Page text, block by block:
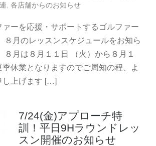
, 各店舗からのお知らせ
ーを応援・サポートするゴルファー
８月のレッスンスケジュールをお知ら
８月は８月１１日 （火）から８月１
季休業となりますのでご周知の程、よ
し上げます […]
7/24(金)アプローチ特
訓！平日9Hラウンドレッ
スン開催のお知らせ